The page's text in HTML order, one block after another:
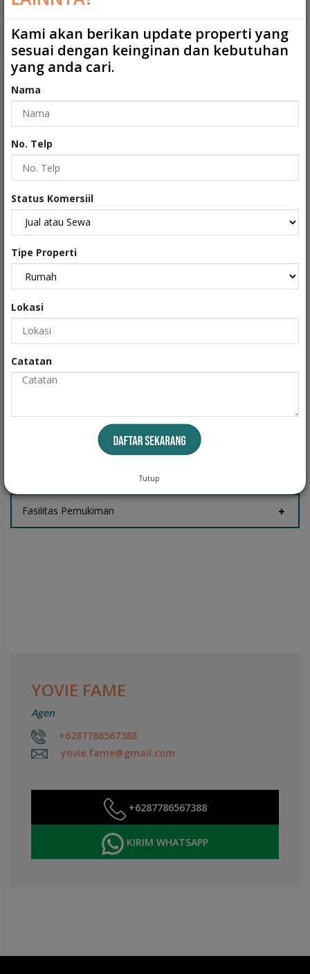
Ukuran Tanah : 100 m2
Ukuran Bangunan
Garasi
Carport
Tipe
Sertifikat
Kondisi Properti
Interiors
Exteriors
Informasi
Tempat Jemur
Fasilitas Pemukiman
YOVIE FAME
Agen
+6287786567388
yovie.fame@gmail.com
+6287786567388
KIRIM WHATSAPP
Kami akan berikan update properti yang
sesuai dengan keinginan dan kebutuhan
yang anda cari.
Nama
No. Telp
Status Komersiil
Tipe Properti
Lokasi
Catatan
Tutup